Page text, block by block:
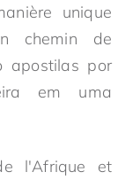
unique
chemin de
apostilas por
em uma
l'Afrique et